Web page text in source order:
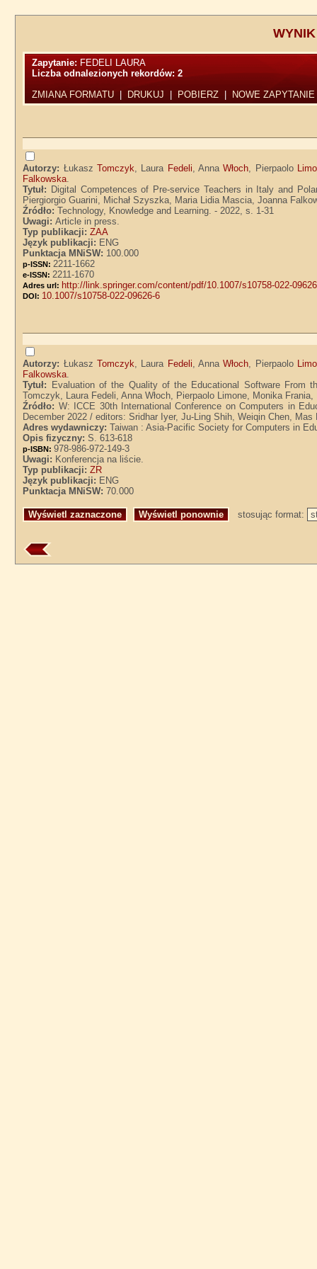
Zapytanie: FEDELI LAURA
Liczba odnalezionych rekordów:2
ZMIANA FORMATU
DRUKUJ POBIERZ NOWE ZAPYTANIE
Autorzy: ŁukaszTomczyk, Laura Fedeli, AnnaWłoch, Pierpaolo
Falkowska.
Tytuł: Digital Competences of Pre-service Teachers in Italy and
Piergiorgio Guarini, Michał Szyszka, Maria Lidia Mascia, Joanna
Źródło:Technology, Knowledge and Learning. - 2022, s. 1-31
Uwagi:Article in press.
Typ publikacji:ZAA
Język publikacji: ENG
Punktacja MNiSW: 100.000
p-ISSN: 2211-1662
e-ISSN: 2211-1670
Adres url: http://link.springer.com/content/pdf/10.1007/s10758-022-
DOI: 10.1007/s10758-022-09626-6
Autorzy: ŁukaszTomczyk, Laura Fedeli, AnnaWłoch, Pierpaolo
Falkowska.
Tytuł:
Evaluation of the Quality of the Educational Software From
Tomczyk, Laura Fedeli, Anna Włoch, Pierpaolo Limone, Monika
Źródło: W: ICCE 30th International Conference on Computers in
December 2022 / editors: Sridhar Iyer, Ju-Ling Shih, Weiqin Chen, Mas
Adres wydawniczy:Taiwan : Asia-Pacific Society for Computers in
Opis fizyczny:S. 613-618
p-ISBN:978-986-972-149-3
Uwagi: Konferencja na liście.
Typ publikacji:ZR
Język publikacji: ENG
Punktacja MNiSW:70.000
stosując format: